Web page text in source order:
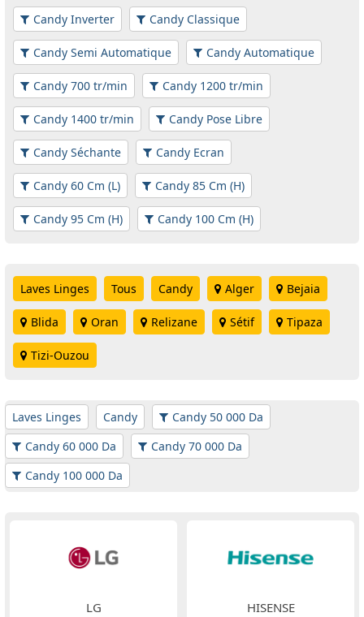
Candy Inverter Candy Classique
Candy Semi Automatique Candy Automatique
Candy 700 tr/min Candy 1200 tr/min
Candy 1400 tr/min Candy Pose Libre
Candy Séchante Candy Ecran
Candy 60 Cm (L) Candy 85 Cm (H)
Candy 95 Cm (H) Candy 100 Cm (H)
Laves Linges Tous Candy Alger Bejaia
Blida Oran Relizane Sétif Tipaza
Tizi-Ouzou
Laves Linges Candy
Candy 50 000 Da
Candy 60 000 Da
Candy 70 000 Da
Candy 100 000 Da
LG HISENSE